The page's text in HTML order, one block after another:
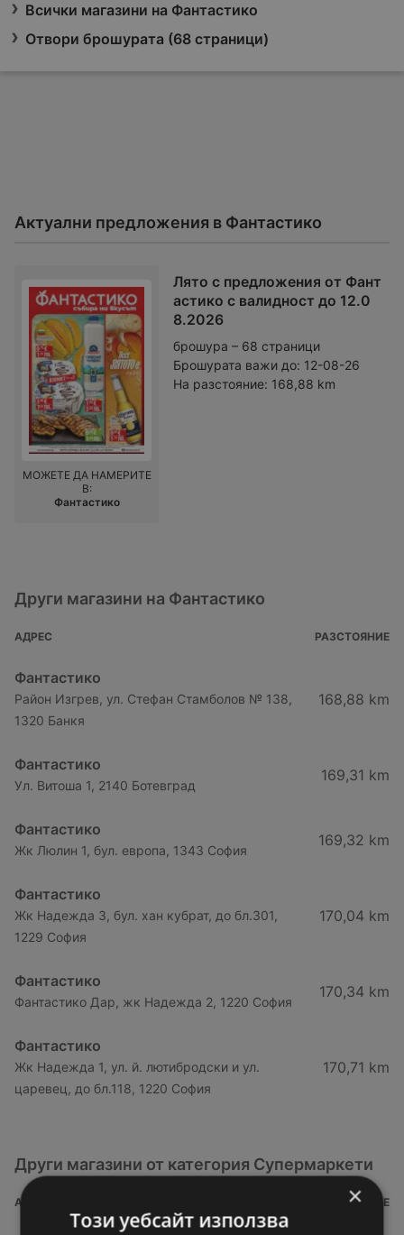
Всички магазини на Фантастико
Отвори брошурата (68 страници)
Актуални предложения в Фантастико
Лято с предложения от Фант
астико с валидност до 12.0
8.2026
брошура – 68 страници
Брошурата важи до: 12-08-26
На разстояние: 168,88 km
МОЖЕТЕ ДА НАМЕРИТЕ
В:
Фантастико
Други магазини на Фантастико
АДРЕС РАЗСТОЯНИЕ
Фантастико
Район Изгрев, ул. Стефан Стамболов № 138,
1320 Банкя
168,88 km
Фантастико
Ул. Витоша 1, 2140 Ботевград
169,31 km
Фантастико
Жк Люлин 1, бул. европа, 1343 София
169,32 km
Фантастико
Жк Надежда 3, бул. хан кубрат, до бл.301,
1229 София
170,04 km
Фантастико
Фантастико Дар, жк Надежда 2, 1220 София
170,34 km
Фантастико
Жк Надежда 1, ул. й. лютибродски и ул.
царевец, до бл.118, 1220 София
170,71 km
Други магазини от категория Супермаркети
АДРЕС РАЗСТОЯНИЕ
×
Този уебсайт използва